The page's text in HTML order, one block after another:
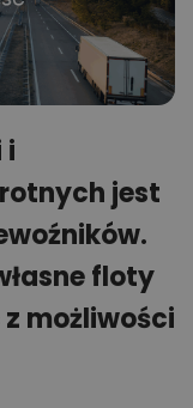
i
jest
floty
możliwości